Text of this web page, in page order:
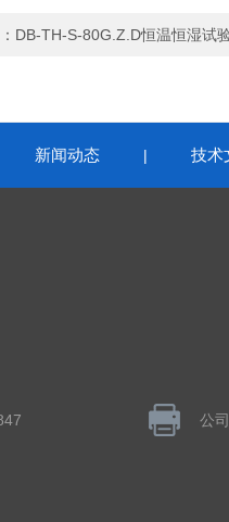
DB-TH-S-80G.Z.D恒温恒湿试
新闻动态 | 技术
公